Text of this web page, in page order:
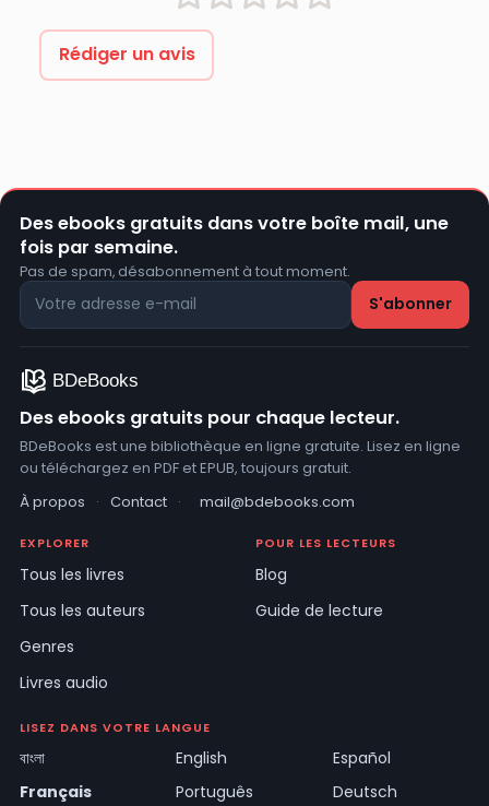
Rédiger un avis
Des ebooks gratuits dans votre boîte mail, une
fois par semaine.
Pas de spam, désabonnement à tout moment.
Des ebooks gratuits pour chaque lecteur.
BDeBooks est une bibliothèque en ligne gratuite. Lisez en ligne
ou téléchargez en PDF et EPUB, toujours gratuit.
À propos
· Contact · mail@bdebooks.com
EXPLORER
Tous les livres
Tous les auteurs
Genres
Livres audio
POUR LES LECTEURS
Blog
Guide de lecture
LISEZ DANS VOTRE LANGUE
বাংলা English
Español
Français
Português Deutsch